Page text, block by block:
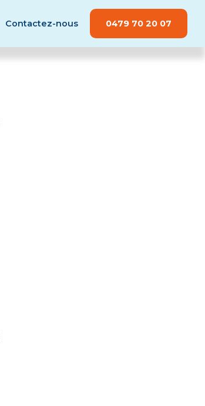
Contactez-nous 0479 70 20 07